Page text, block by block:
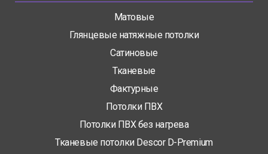
Матовые
Глянцевые натяжные потолки
Сатиновые
Тканевые
Фактурные
Потолки ПВХ
Потолки ПВХ без нагрева
Тканевые потолки Descor D-Premium